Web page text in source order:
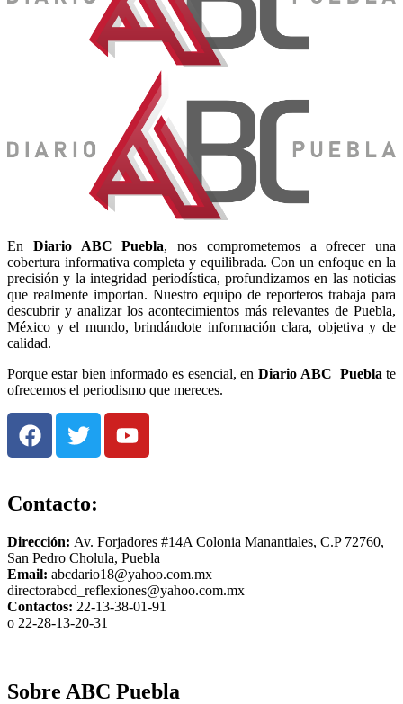
En Diario ABC Puebla, nos comprometemos a ofrecer una
cobertura informativa completa y equilibrada. Con un enfoque en la
precisión y la integridad periodística, profundizamos en las noticias
que realmente importan. Nuestro equipo de reporteros trabaja para
descubrir y analizar los acontecimientos más relevantes de Puebla,
México y el mundo, brindándote información clara, objetiva y de
calidad.
Porque estar bien informado es esencial, en Diario ABC Puebla te
ofrecemos el periodismo que mereces.
Contacto:
Dirección: Av. Forjadores #14A Colonia Manantiales, C.P 72760,
San Pedro Cholula, Puebla
Email: abcdario18@yahoo.com.mx
directorabcd_reflexiones@yahoo.com.mx
Contactos: 22-13-38-01-91
o 22-28-13-20-31
Sobre ABC Puebla